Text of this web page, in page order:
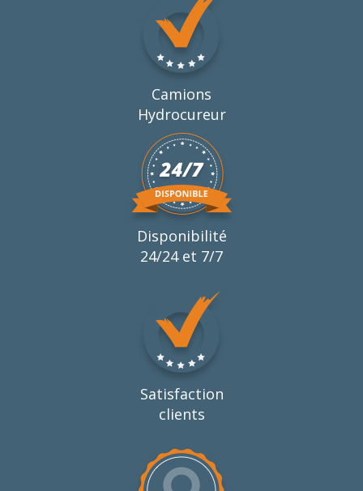
Camions
Hydrocureur
Disponibilité
24/24 et 7/7
Satisfaction
clients